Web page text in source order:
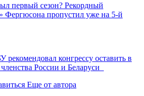
первый сезон? Рекордный
пропустил уже на 5-й
конгрессу оставить в
России и Беларуси
Еще от автора